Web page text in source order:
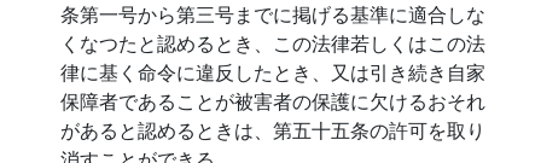
条第一号から第三号までに掲げる基準に適合しな
くなつたと認めるとき、この法律若しくはこの法
律に基く命令に違反したとき、又は引き続き自家
保障者であることが被害者の保護に欠けるおそれ
があると認めるときは、第五十五条の許可を取り